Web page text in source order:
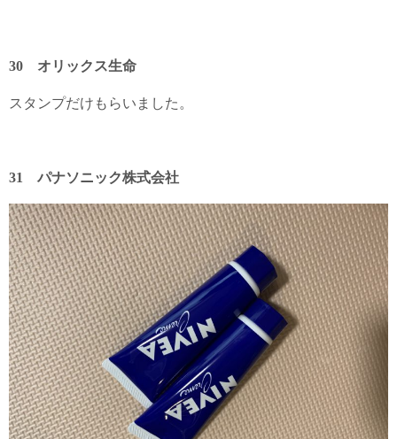
30 オリックス生命
スタンプだけもらいました。
31 パナソニック株式会社